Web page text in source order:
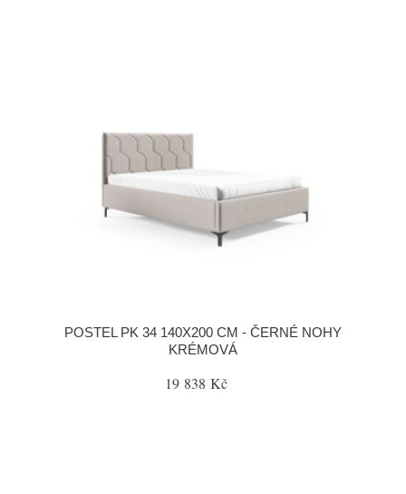
POSTEL PK 34 140X200 CM - ČERNÉ NOHY
KRÉMOVÁ
19 838 Kč